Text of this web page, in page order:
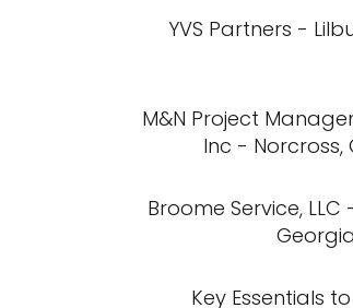
YVS Partners -
M&N Project
Inc - Norcross,
Broome Service,
Georgia
Key Essentials